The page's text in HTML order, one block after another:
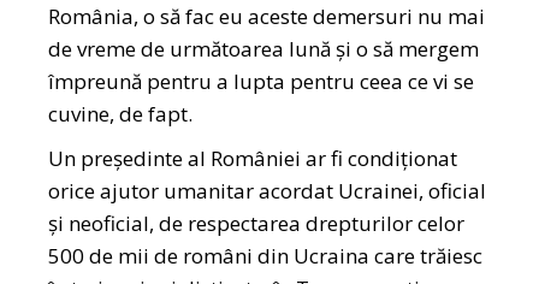
România, o să fac eu aceste demersuri nu mai
de vreme de următoarea lună și o să mergem
împreună pentru a lupta pentru ceea ce vi se
cuvine, de fapt.
Un președinte al României ar fi condiționat
orice ajutor umanitar acordat Ucrainei, oficial
și neoficial, de respectarea drepturilor celor
500 de mii de români din Ucraina care trăiesc